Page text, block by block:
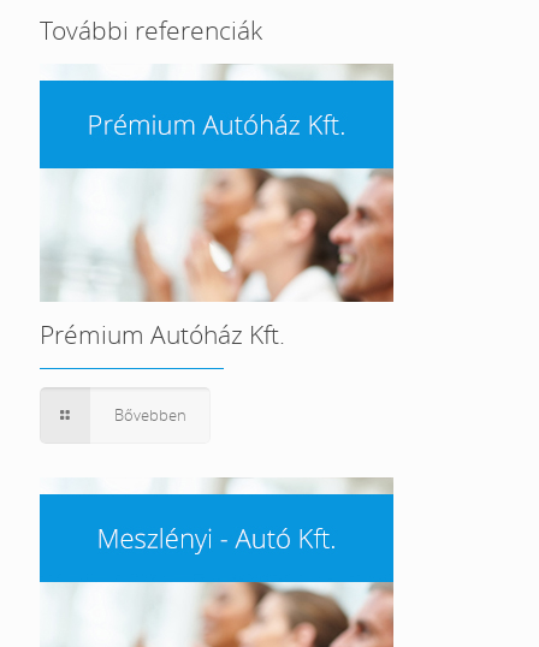
További referenciák
Prémium Autóház Kft.
Bővebben